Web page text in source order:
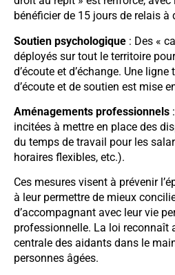
bénéficier de 15 jours de relais à
Soutien psychologique : Des «
déployés sur tout le territoire
d’écoute et d’échange. Une
d’écoute et de soutien est mise
Aménagements professionnels
incitées à mettre en place des
du temps de travail pour les
horaires flexibles, etc.).
Ces mesures visent à prévenir
à leur permettre de mieux
d’accompagnant avec leur vie
professionnelle. La loi reconnaît
centrale des aidants dans le
personnes âgées.